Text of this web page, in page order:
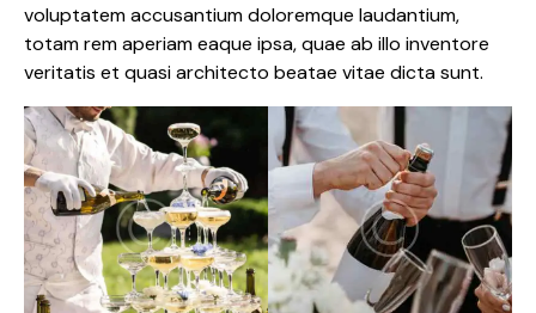
voluptatem accusantium doloremque laudantium,
totam rem aperiam eaque ipsa, quae ab illo inventore
veritatis et quasi architecto beatae vitae dicta sunt.